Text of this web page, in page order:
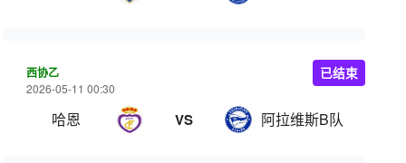
西协乙
2026-05-11 00:30
哈恩 VS 阿拉维斯B队
已结束